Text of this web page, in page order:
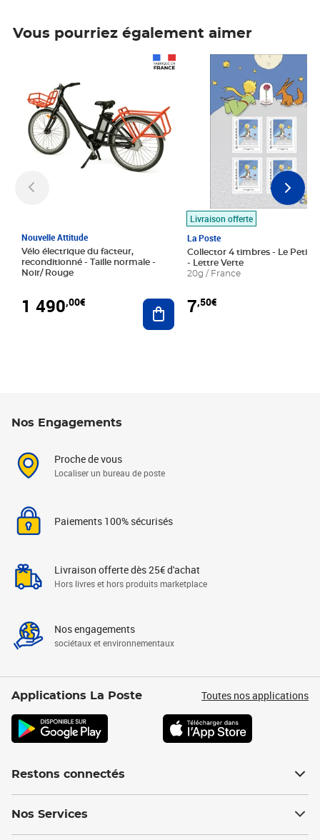
Vous pourriez également aimer
Nouvelle Attitude
Vélo électrique du facteur,
reconditionné - Taille normale -
Noir/ Rouge
1 490,00€ Ajouter au panier
Livraison offerte
La Poste
Collector 4 timbres - Le Petit
- Lettre Verte
20g / France
7,50€
Prix 7,50€
Nos Engagements
Proche de vous
Localiser un bureau de poste
Paiements 100% sécurisés
Livraison offerte dès 25€ d'achat
Hors livres et hors produits marketplace
Nos engagements
sociétaux et environnementaux
Applications La Poste Toutes nos applications
Restons connectés
Nos Services